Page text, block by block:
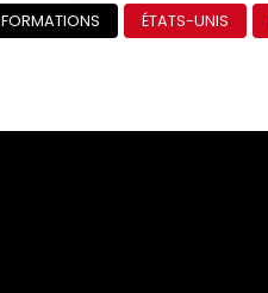
FORMATIONS ÉTATS-UNIS